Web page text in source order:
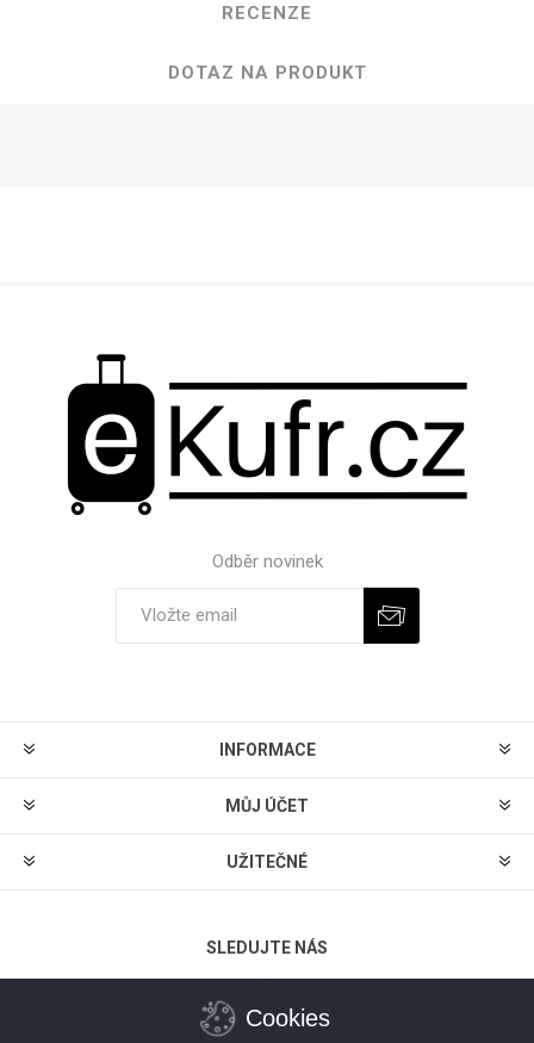
RECENZE
DOTAZ NA PRODUKT
Odběr novinek
INFORMACE
MŮJ ÚČET
UŽITEČNÉ
SLEDUJTE NÁS
Cookies